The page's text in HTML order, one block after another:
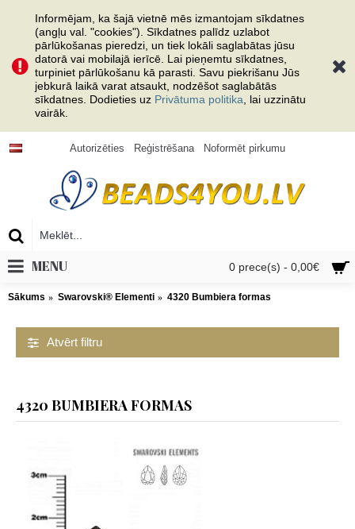
Informējam, ka šajā vietnē mēs izmantojam sīkdatnes
(angļu val. "cookies"). Sīkdatnes palīdz uzlabot
pārlūkošanas pieredzi, un tiek lokāli saglabātas jūsu
datorā vai mobilajā ierīcē. Lai pieņemtu sīkdatnes,
turpiniet pārlūkošanu kā parasti. Savu piekrišanu Jūs
jebkurā laikā varat atsaukt, nodzēšot saglabātās
sīkdatnes. Dodieties uz Privātuma politika , lai uzzinātu
vairāk.
Autorizēties Reģistrēšana Noformēt pirkumu
0 prece(s) - 0,00€
MENU
Sākums Swarovski® Elementi 4320 Bumbiera formas
Atvērt filtru
4320 BUMBIERA FORMAS